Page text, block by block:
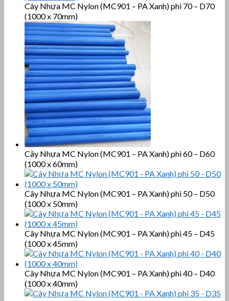
Cây Nhựa MC Nylon (MC901 – PA Xanh) phi 70 – D70
(1000 x 70mm)
Cây Nhựa MC Nylon (MC901 – PA Xanh) phi 60 – D60
(1000 x 60mm)
Cây Nhựa MC Nylon (MC901 – PA Xanh) phi 50 – D50
(1000 x 50mm)
Cây Nhựa MC Nylon (MC901 – PA Xanh) phi 45 – D45
(1000 x 45mm)
Cây Nhựa MC Nylon (MC901 – PA Xanh) phi 40 – D40
(1000 x 40mm)